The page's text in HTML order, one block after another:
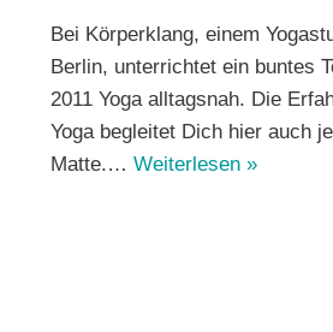
Bei Körperklang, einem
Berlin, unterrichtet ein buntes
2011 Yoga alltagsnah. Die
Yoga begleitet Dich hier auch
Matte.… Weiterlesen »